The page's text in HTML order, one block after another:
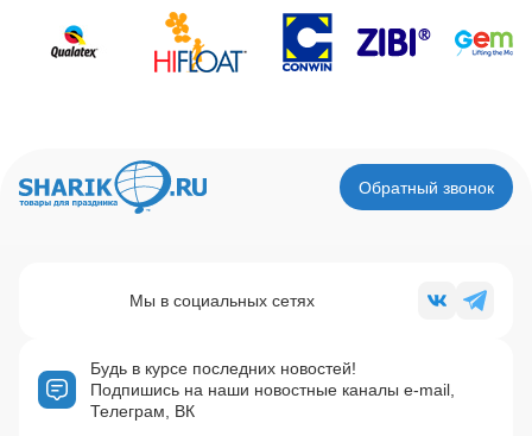
Обратный звонок
Будь в курсе последних новостей!
Подпишись на наши новостные каналы e-mail,
Телеграм, ВК
Мы в социальных сетях